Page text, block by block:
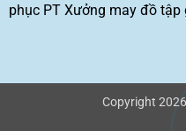
phục PT Xưởng may đồ tập
Copyright